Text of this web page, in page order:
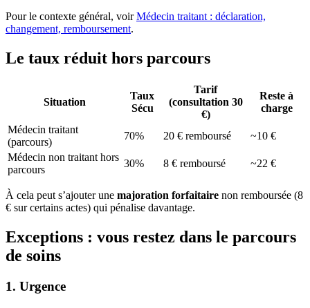
Pour le contexte général, voirMédecin traitant : déclaration,
changement, remboursement.
Le taux réduit hors parcours
Situation
Taux
Sécu
Tarif
(consultation 30
€)
Reste à
charge
Médecin traitant
(parcours)
70% 20 € remboursé
~10 €
Médecin non traitant hors
parcours
30% 8 € remboursé ~22 €
À cela peut s’ajouter une majoration forfaitaire non remboursée (8
€ sur certains actes) qui pénalise davantage.
Exceptions : vous restez dans le parcours
de soins
1. Urgence